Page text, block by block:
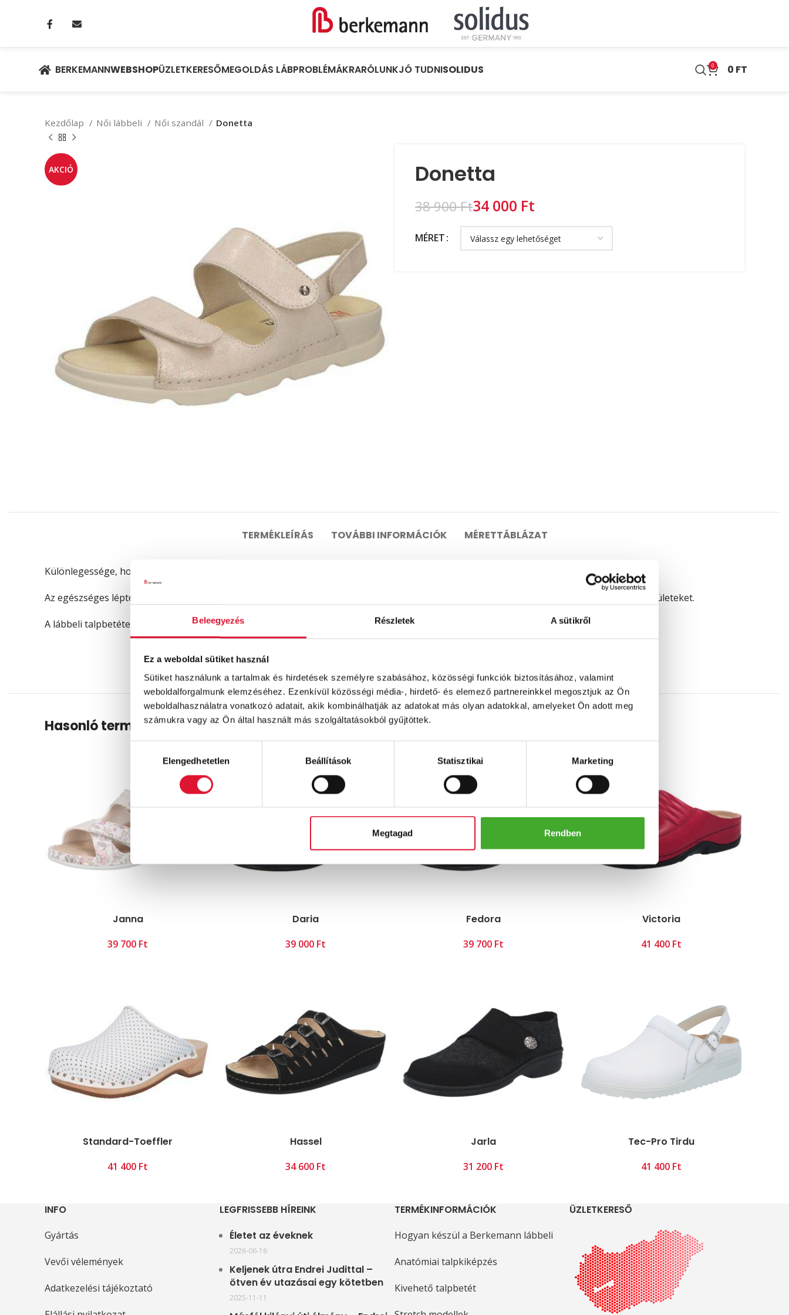
Beleegyezés Részletek A sütikről
Ez a weboldal sütiket használ
Sütiket használunk a tartalmak és hirdetések személyre szabásához, közösségi funkciók biztosításához, valamint
weboldalforgalmunk elemzéséhez. Ezenkívül közösségi média-, hirdető- és elemező partnereinkkel megosztjuk az Ön
weboldalhasználatra vonatkozó adatait, akik kombinálhatják az adatokat más olyan adatokkal, amelyeket Ön adott meg
számukra vagy az Ön által használt más szolgáltatásokból gyűjtöttek.
kiválasztásaElengedhetetlen Beállítások Statisztikai Marketing
Megtagad Rendben
BERKEMANNWEBSHOPÜZLETKERESŐMEGOLDÁS LÁBPROBLÉMÁKRARÓLUNKJÓ TUDNISOLIDUS 0 0 FT
Kezdőlap Női lábbeli Női szandál Donetta
AKCIÓ Donetta
38 900Ft34 000 Ft
MÉRET
TERMÉKLEÍRÁS TOVÁBBI INFORMÁCIÓK MÉRETTÁBLÁZAT
Különlegessége, hogy három ponton igazítható méretre: a lábfejen, a boka első és hátsó részén.
Az egészséges léptekről az anatómiai kialapítású talpforma gondoskodik, a beépített rezgéscsillapító pedig kíméli a gerincoszlopot és az ízületeket.
A lábbeli talpbetéte kivehető, mosható, cserélhető.
Hasonló termékek
Janna
Ft
Daria
Ft
Fedora
Ft
Victoria
Ft
Standard-Toeffler
Ft
Hassel
Ft
Jarla
Ft
Tec-Pro Tirdu
Ft
INFO
Gyártás
Vevői vélemények
Adatkezelési tájékoztató
LEGFRISSEBB HÍREINK
Életet az éveknek
2026-06-16
Keljenek útra Endrei Judittal –
ötven év utazásai egy kötetben
2025-11-11
TERMÉKINFORMÁCIÓK
Hogyan készül a Berkemann lábbeli
Anatómiai talpkiképzés
Kivehető talpbetét
ÜZLETKERESŐ